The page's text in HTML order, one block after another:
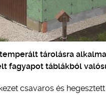
tárolásra
fagyapot táblákból
csavaros és